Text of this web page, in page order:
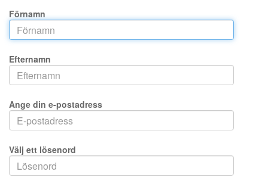
Förnamn
Efternamn
Ange din e-postadress
Välj ett lösenord